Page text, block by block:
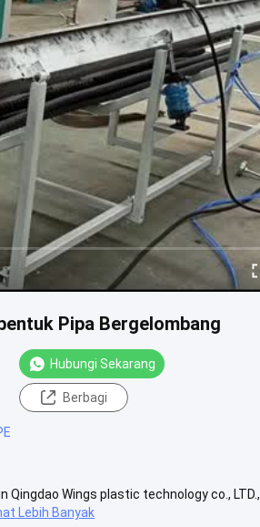
Pipa Bergelombang
Hubungi Sekarang
Berbagi
Wings plastic technology co., LTD.,
Lebih Banyak